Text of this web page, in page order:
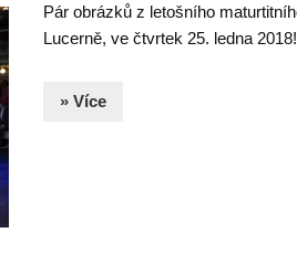
Pár obrázků z letošního
Lucerně, ve čtvrtek 25. ledna 2018!
» Více